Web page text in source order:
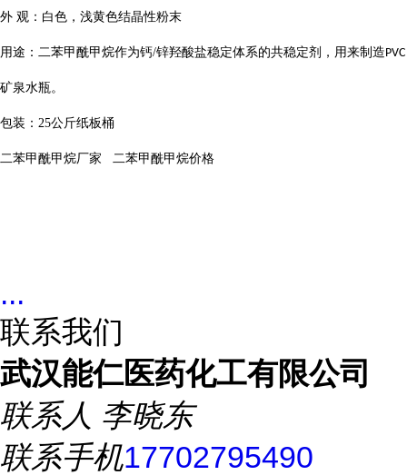
外 观：白色，浅黄色结晶性粉末
用途：二苯甲酰甲烷作为钙/锌羟酸盐稳定体系的共稳定剂，用来制造PVC
矿泉水瓶。
包装： 25公斤纸板桶
二苯甲酰甲烷厂家 二苯甲酰甲烷价格
...
联系我们
武汉能仁医药化工有限公司
联系人 李晓东
联系手机17702795490